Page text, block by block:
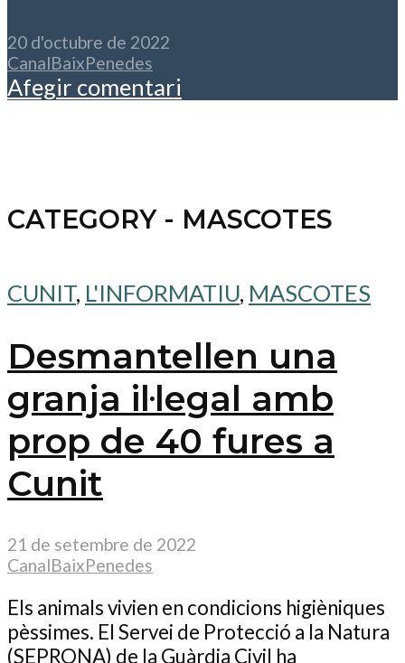
20 d'octubre de 2022
CanalBaixPenedes
Afegir comentari
CATEGORY - MASCOTES
CUNIT, L'INFORMATIU, MASCOTES
Desmantellen una
granja il·legal amb
prop de 40 fures a
Cunit
21 de setembre de 2022
CanalBaixPenedes
Els animals vivien en condicions higièniques
pèssimes. El Servei de Protecció a la Natura
(SEPRONA) de la Guàrdia Civil ha